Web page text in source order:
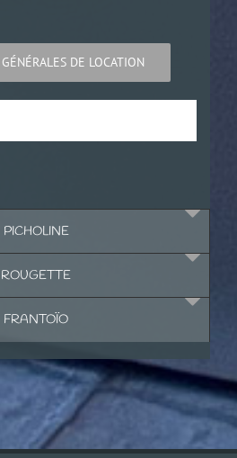
DE LOCATION
PICHOLINE
ROUGETTE
FRANTOÏO